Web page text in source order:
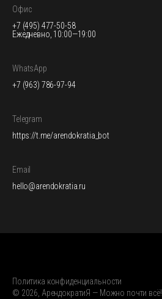
Офис
+7 (495) 477-50-58
Ежедневно, 10:00—19:00
WhatsApp
+7 (963) 786-97-94
Telegram
https://t.me/arendokratia_bot
Email
hello@arendokratia.ru
Политика конфиденциальности
© 2026, АрендократиЯ — Можно почти всё!